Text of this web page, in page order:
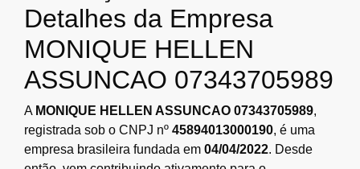
Detalhes da Empresa
MONIQUE HELLEN
ASSUNCAO 07343705989
A MONIQUE HELLEN ASSUNCAO 07343705989,
registrada sob o CNPJ nº 45894013000190, é uma
empresa brasileira fundada em 04/04/2022. Desde